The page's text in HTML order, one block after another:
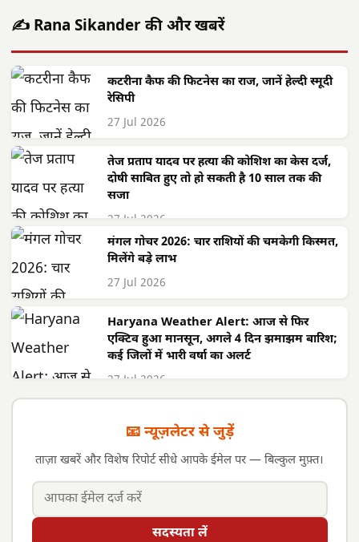
✍️ Rana Sikander की और खबरें
कटरीना कैफ की फिटनेस का राज, जानें हेल्दी स्मूदी
रेसिपी
27 Jul 2026
तेज प्रताप यादव पर हत्या की कोशिश का केस दर्ज,
दोषी साबित हुए तो हो सकती है 10 साल तक की
सजा
27 Jul 2026
मंगल गोचर 2026: चार राशियों की चमकेगी किस्मत,
मिलेंगे बड़े लाभ
27 Jul 2026
Haryana Weather Alert: आज से फिर
एक्टिव हुआ मानसून, अगले 4 दिन झमाझम बारिश;
कई जिलों में भारी वर्षा का अलर्ट
27 Jul 2026
📧 न्यूज़लेटर से जुड़ें
ताज़ा खबरें और विशेष रिपोर्ट सीधे आपके ईमेल पर — बिल्कुल मुफ़्त।
सदस्यता लें